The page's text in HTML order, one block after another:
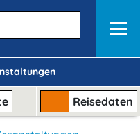
Reisedaten